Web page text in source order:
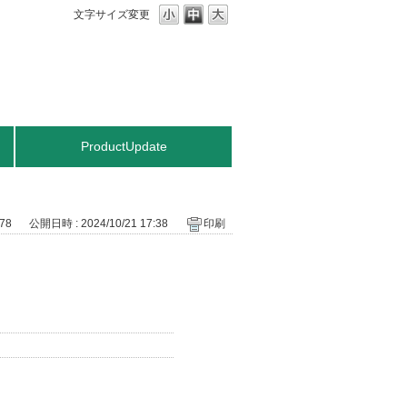
文字サイズ変更
ProductUpdate
公開日時 : 2024/10/21 17:38 印刷